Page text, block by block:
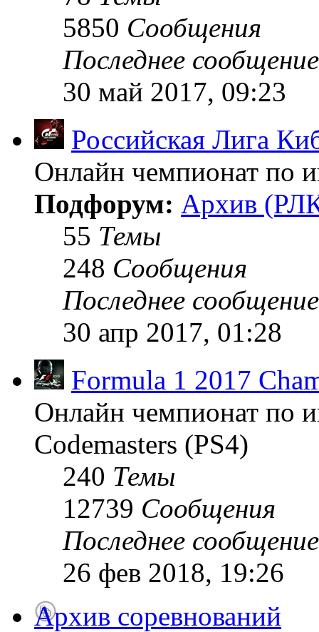
5850 Сообщения
Последнее сообщение
30 май 2017, 09:23
Российская Лига
Онлайн чемпионат по
Подфорум: Архив
55 Темы
248 Сообщения
Последнее сообщение
30 апр 2017, 01:28
Formula 1 2017
Онлайн чемпионат по
Codemasters (PS4)
240 Темы
12739 Сообщения
Последнее сообщение
26 фев 2018, 19:26
Архив соревнований